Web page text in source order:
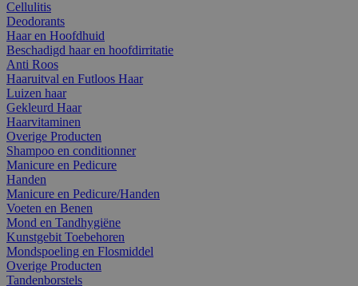
Cellulitis
Deodorants
Haar en Hoofdhuid
Beschadigd haar en hoofdirritatie
Anti Roos
Haaruitval en Futloos Haar
Luizen haar
Gekleurd Haar
Haarvitaminen
Overige Producten
Shampoo en conditionner
Manicure en Pedicure
Handen
Manicure en Pedicure/Handen
Voeten en Benen
Mond en Tandhygiëne
Kunstgebit Toebehoren
Mondspoeling en Flosmiddel
Overige Producten
Tandenborstels